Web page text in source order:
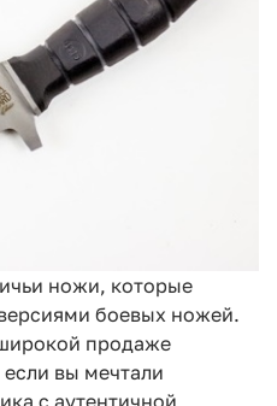
ножи, которые
боевых ножей.
продаже
вы мечтали